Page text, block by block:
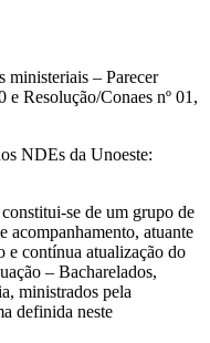
ministeriais – Parecer
Resolução/Conaes nº 01,
NDEs da Unoeste:
se de um grupo de
acompanhamento, atuante
e contínua atualização do
– Bacharelados,
ministrados pela
definida neste